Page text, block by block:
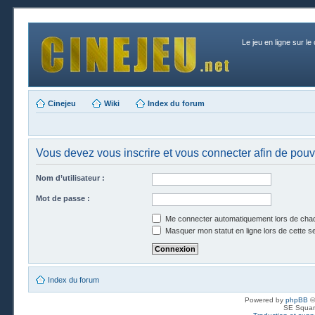
Le jeu en ligne sur le
Cinejeu Wiki Index du forum
Vous devez vous inscrire et vous connecter afin de
Nom d’utilisateur :
Mot de passe :
Me connecter automatiquement lors de
Masquer mon statut en ligne lors de cette
Index du forum
Powered by phpBB
SE